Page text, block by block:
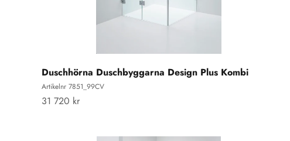
Duschhörna Duschbyggarna Design Plus Kombi
Artikelnr 7851_99CV
REA-pris
31 720 kr